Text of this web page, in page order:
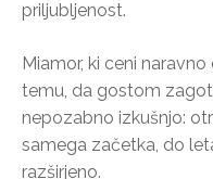
priljubljenost.
Miamor, ki ceni
temu, da gostom
nepozabno izkušnjo:
samega začetka, do
razširjeno.